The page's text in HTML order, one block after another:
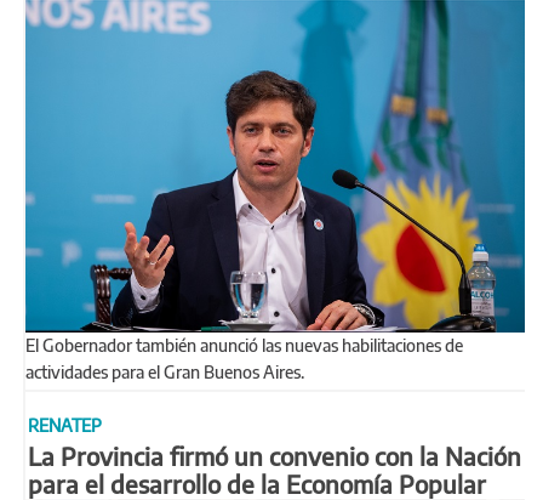
El Gobernador también anunció las nuevas habilitaciones de
actividades para el Gran Buenos Aires.
RENATEP
La Provincia firmó un convenio con la Nación
para el desarrollo de la Economía Popular